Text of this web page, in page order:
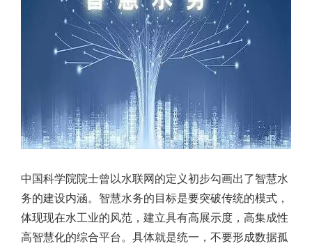
中国科学院院士曾以水联网的定义初步勾画出了智慧水
务的建设内涵。智慧水务的目标是要突破传统的模式，
体现现在水工业的风范，建立具有高展示度，高集成性
高智慧化的综合平台。具体就是统一，不要形成数据孤